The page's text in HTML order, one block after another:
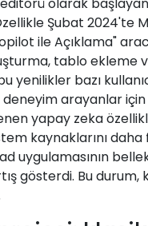
editörü olarak
Şubat
ile Açıklama"
tablo ekleme
yenilikler bazı
deneyim arayanlar için
yapay zeka
kaynaklarını
uygulamasının
gösterdi. Bu durum,